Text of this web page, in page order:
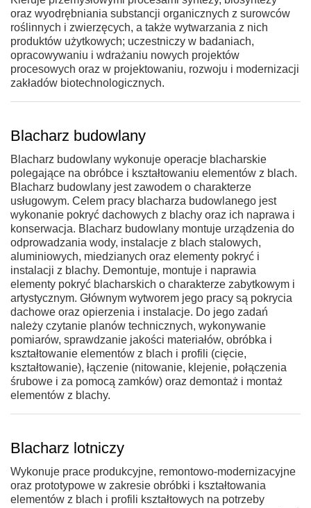
oraz wyodrębniania substancji organicznych z surowców
roślinnych i zwierzęcych, a także wytwarzania z nich
produktów użytkowych; uczestniczy w badaniach,
opracowywaniu i wdrażaniu nowych projektów
procesowych oraz w projektowaniu, rozwoju i modernizacji
zakładów biotechnologicznych.
Blacharz budowlany
Blacharz budowlany wykonuje operacje blacharskie
polegające na obróbce i kształtowaniu elementów z blach.
Blacharz budowlany jest zawodem o charakterze
usługowym. Celem pracy blacharza budowlanego jest
wykonanie pokryć dachowych z blachy oraz ich naprawa i
konserwacja. Blacharz budowlany montuje urządzenia do
odprowadzania wody, instalacje z blach stalowych,
aluminiowych, miedzianych oraz elementy pokryć i
instalacji z blachy. Demontuje, montuje i naprawia
elementy pokryć blacharskich o charakterze zabytkowym i
artystycznym. Głównym wytworem jego pracy są pokrycia
dachowe oraz opierzenia i instalacje. Do jego zadań
należy czytanie planów technicznych, wykonywanie
pomiarów, sprawdzanie jakości materiałów, obróbka i
kształtowanie elementów z blach i profili (cięcie,
kształtowanie), łączenie (nitowanie, klejenie, połączenia
śrubowe i za pomocą zamków) oraz demontaż i montaż
elementów z blachy.
Blacharz lotniczy
Wykonuje prace produkcyjne, remontowo-modernizacyjne
oraz prototypowe w zakresie obróbki i kształtowania
elementów z blach i profili kształtowych na potrzeby